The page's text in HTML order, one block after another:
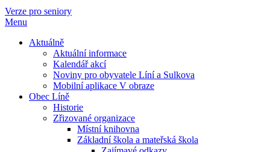
Verze pro seniory
Menu
Aktuálně
Aktuální informace
Kalendář akcí
Noviny pro obyvatele Líní a Sulkova
Mobilní aplikace V obraze
Obec Líně
Historie
Zřizované organizace
Místní knihovna
Základní škola a mateřská škola